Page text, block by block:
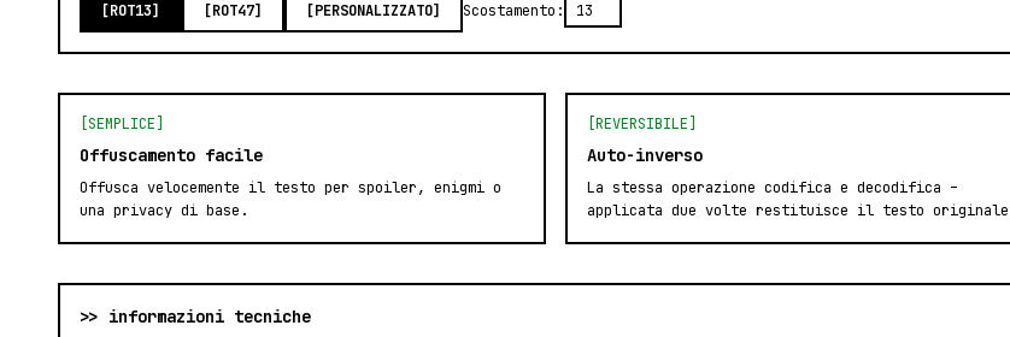
[ROT13] [ROT47] [PERSONALIZZATO] Scostamento:
[SEMPLICE]
Offuscamento facile
Offusca velocemente il testo per spoiler, enigmi o
una privacy di base.
[REVERSIBILE]
Auto-inverso
La stessa operazione codifica e decodifica –
applicata due volte restituisce il testo
>> informazioni tecniche